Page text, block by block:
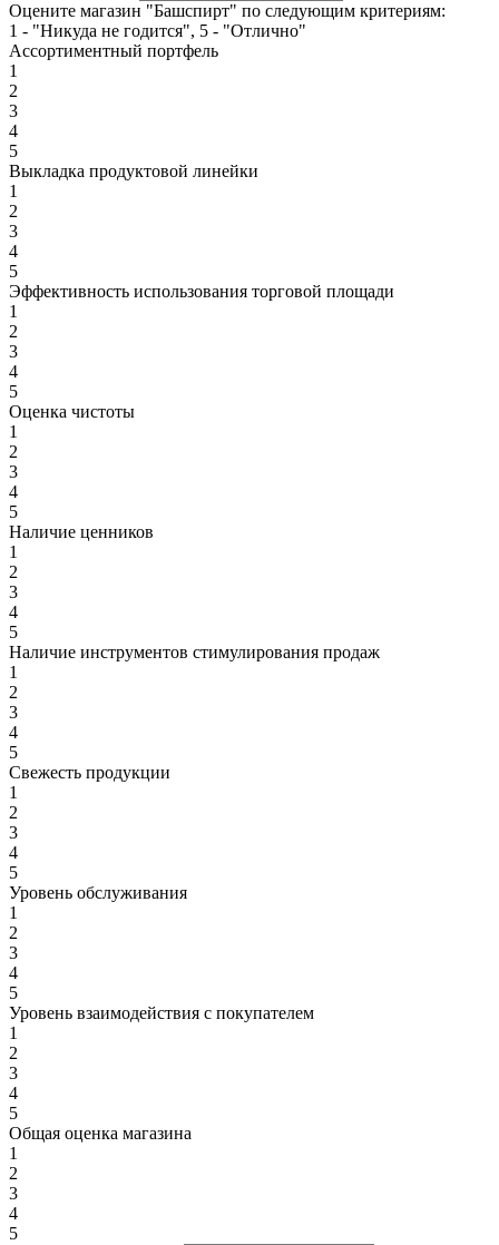
Оцените магазин "Башспирт" по следующим критериям:
1 - "Никуда не годится", 5 - "Отлично"
Ассортиментный портфель
1
2
3
4
5
Выкладка продуктовой линейки
1
2
3
4
5
Эффективность использования торговой площади
1
2
3
4
5
Оценка чистоты
1
2
3
4
5
Наличие ценников
1
2
3
4
5
Наличие инструментов стимулирования продаж
1
2
3
4
5
Свежесть продукции
1
2
3
4
5
Уровень обслуживания
1
2
3
4
5
Уровень взаимодействия с покупателем
1
2
3
4
5
Общая оценка магазина
1
2
3
4
5